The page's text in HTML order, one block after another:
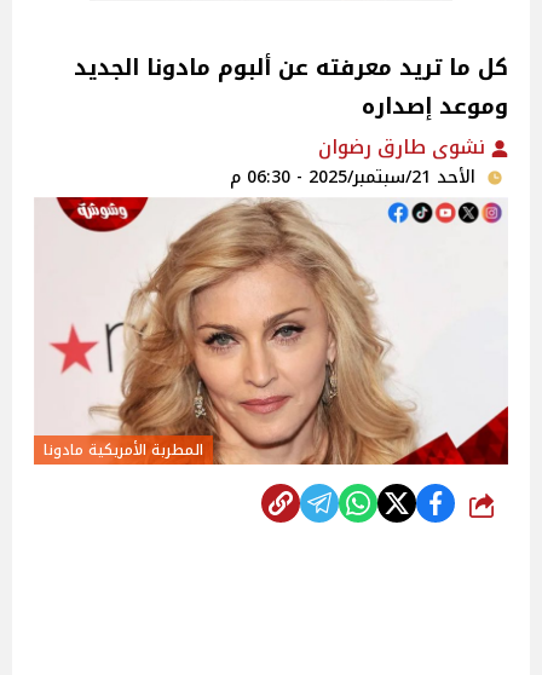
كل ما تريد معرفته عن ألبوم مادونا الجديد
وموعد إصداره
نشوى طارق رضوان
الأحد 21/سبتمبر/2025 - 06:30 م
المطربة الأمريكية مادونا
شارك